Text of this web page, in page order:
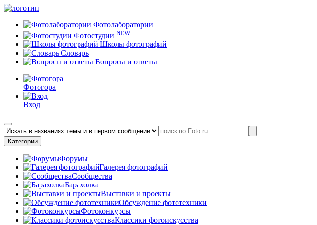
Фотолаборатории
Фотостудии NEW
Школы фотографий
Словарь
Вопросы и ответы
Фотогора
Вход
Категории
Форумы
Галерея фотографий
Сообщества
Барахолка
Выставки и проекты
Обсуждение фототехники
Фотоконкурсы
Классики фотоискусства